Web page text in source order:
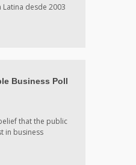
desde 2003
Business Poll
that the public
in business